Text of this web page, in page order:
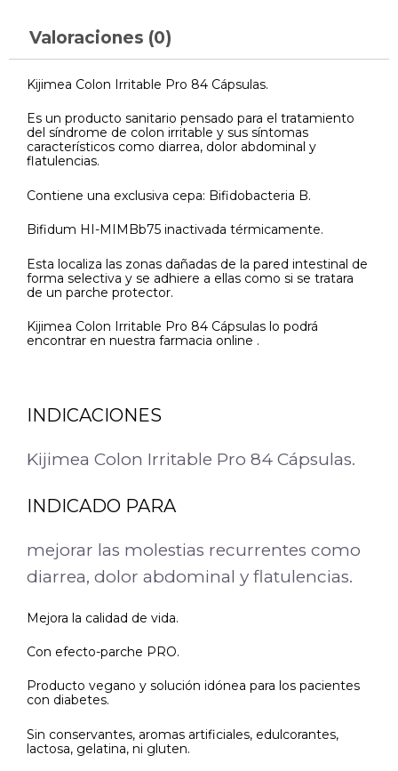
Valoraciones (0)
Kijimea Colon Irritable Pro 84 Cápsulas.
Es un producto sanitario pensado para el tratamiento
del síndrome de colon irritable y sus síntomas
característicos como diarrea, dolor abdominal y
flatulencias.
Contiene una exclusiva cepa: Bifidobacteria B.
Bifidum HI-MIMBb75 inactivada térmicamente.
Esta localiza las zonas dañadas de la pared intestinal de
forma selectiva y se adhiere a ellas como si se tratara
de un parche protector.
Kijimea Colon Irritable Pro 84 Cápsulas lo podrá
encontrar en nuestra farmacia online .
INDICACIONES
Kijimea Colon Irritable Pro 84 Cápsulas.
INDICADO PARA
mejorar las molestias recurrentes como
diarrea, dolor abdominal y flatulencias.
Mejora la calidad de vida.
Con efecto-parche PRO.
Producto vegano y solución idónea para los pacientes
con diabetes.
Sin conservantes, aromas artificiales, edulcorantes,
lactosa, gelatina, ni gluten.